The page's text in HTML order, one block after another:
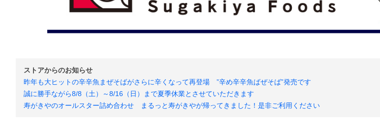
ストアからのお知らせ
昨年も大ヒットの辛辛魚まぜそばがさらに辛くなって再登場 ”辛め辛辛魚ばぜそば”発売です
誠に勝手ながら8/8（土）～8/16（日）まで夏季休業とさせていただきます
寿がきやのオールスター詰め合わせ まるっと寿がきやが帰ってきました！是非ご利用ください